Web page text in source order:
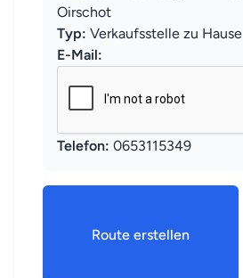
Oirschot
Typ: Verkaufsstelle zu Hause
E-Mail:
Telefon: 0653115349
Route erstellen